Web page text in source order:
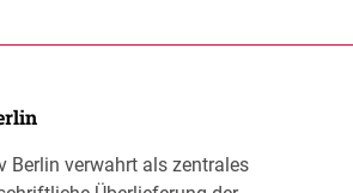
Berlin verwahrt als zentrales